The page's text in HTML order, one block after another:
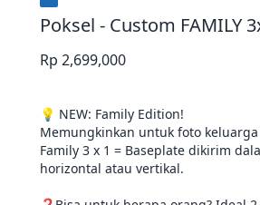
Poksel - Custom FAMILY
Rp 2,699,000
💡 NEW: Family Edition!
Memungkinkan untuk foto
Family 3 x 1 = Baseplate dikirim
horizontal atau vertikal.